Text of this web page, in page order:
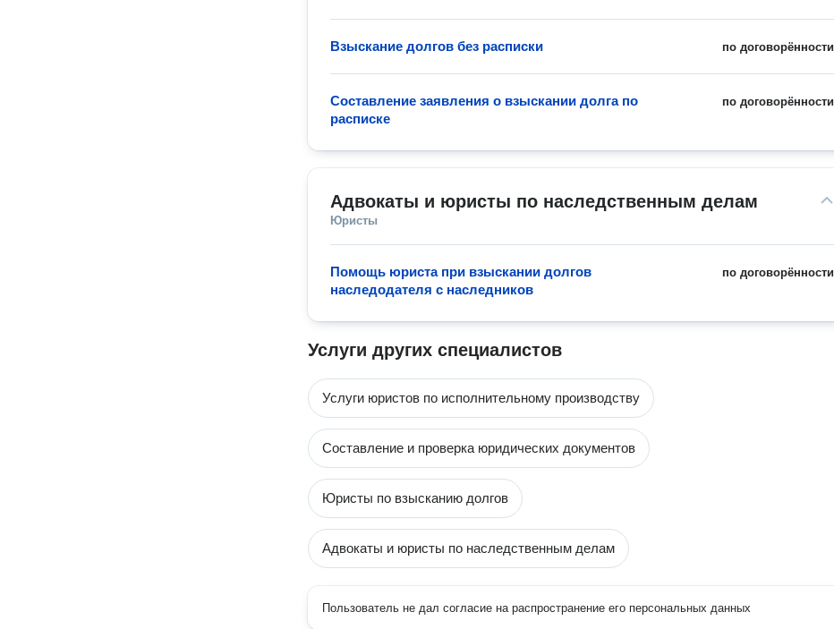
по договорённости
Взыскание долгов без расписки
по договорённости
Составление заявления о взыскании долга по
расписке
Адвокаты и юристы по наследственным делам
Юристы
по договорённости
Помощь юриста при взыскании долгов
наследодателя с наследников
Услуги других специалистов
Услуги юристов по исполнительному производству
Составление и проверка юридических документов
Юристы по взысканию долгов
Адвокаты и юристы по наследственным делам
Пользователь не дал согласие на распространение его персональных данных